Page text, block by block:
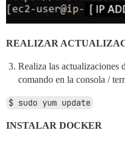
REALIZAR
Realiza las actualizaciones
comando en la consola /
$ sudo yum update
INSTALAR DOCKER